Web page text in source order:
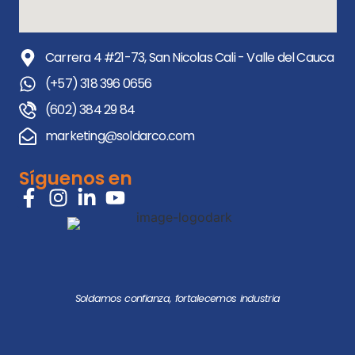
Soldamos confianza, fortalecemos industria
Carrera 4 #21-73, San Nicolas Cali - Valle del Cauca
(+57) 318 396 0656
(602) 384 29 84
marketing@soldarco.com
Síguenos en